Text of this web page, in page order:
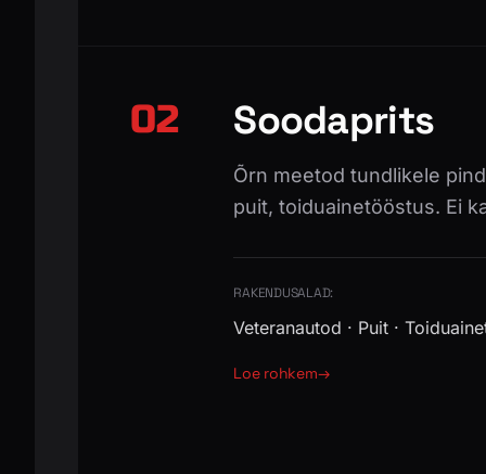
02 Soodaprits
Õrn meetod tundlikele
puit, toiduainetööstus. Ei
RAKENDUSALAD:
Veteranautod · Puit ·
Loe rohkem→